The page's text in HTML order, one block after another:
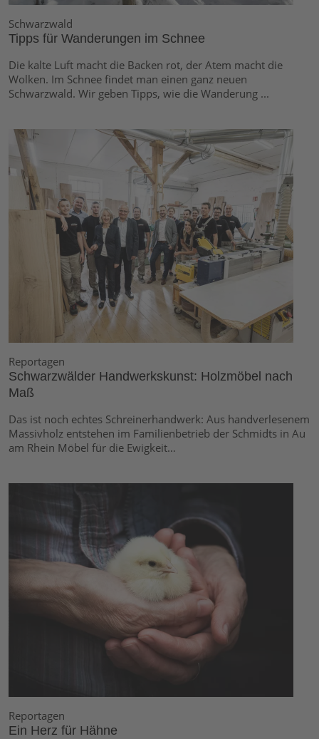
Schwarzwald
Tipps für Wanderungen im Schnee
Die kalte Luft macht die Backen rot, der Atem macht die
Wolken. Im Schnee findet man einen ganz neuen
Schwarzwald. Wir geben Tipps, wie die Wanderung ...
Reportagen
Schwarzwälder Handwerkskunst: Holzmöbel nach
Maß
Das ist noch echtes Schreinerhandwerk: Aus handverlesenem
Massivholz entstehen im Familienbetrieb der Schmidts in Au
am Rhein Möbel für die Ewigkeit…
Reportagen
Ein Herz für Hähne